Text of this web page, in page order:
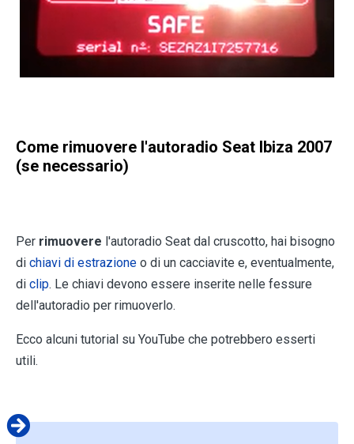
Come rimuovere l'autoradio Seat Ibiza 2007
(se necessario)
Per rimuovere l'autoradio Seat dal cruscotto, hai bisogno
di chiavi di estrazione o di un cacciavite e, eventualmente,
di clip. Le chiavi devono essere inserite nelle fessure
dell'autoradio per rimuoverlo.
Ecco alcuni tutorial su YouTube che potrebbero esserti
utili.